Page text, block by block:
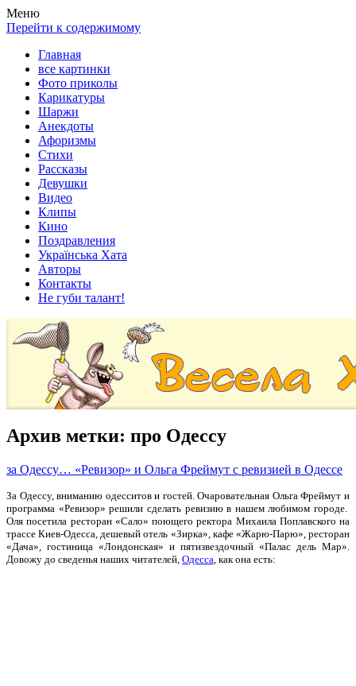
Весела хата — прикольные картинки, смешные истории,
клипы!
Покажем всем ваши фото приколы, карикатуры, шаржи, стихи,
рассказы, видео и песни!
Меню
Перейти к содержимому
Главная
все картинки
Фото приколы
Карикатуры
Шаржи
Анекдоты
Афоризмы
Стихи
Рассказы
Девушки
Видео
Клипы
Кино
Поздравления
Українська Хата
Авторы
Контакты
Не губи талант!
Архив метки: про Одессу
за Одессу… «Ревизор» и Ольга Фреймут с ревизией в Одессе
За Одессу, вниманию одесситов и гостей. Очаровательная Ольга Фреймут и
программа «Ревизор» решили сделать ревизию в нашем любимом городе.
Оля посетила ресторан «Сало» поющего ректора Михаила Поплавского на
трассе Киев-Одесса, дешевый отель «Зирка», кафе «Жарю-Парю», ресторан
«Дача», гостиница «Лондонская» и пятизвездочный «Палас дель Мар».
Довожу до сведенья наших читателей, Одесса , как она есть: